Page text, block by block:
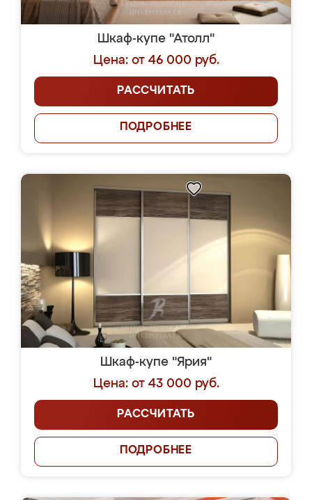
Шкаф-купе "Атолл"
Цена: от 46 000 руб.
РАССЧИТАТЬ
ПОДРОБНЕЕ
Шкаф-купе "Ярия"
Цена: от 43 000 руб.
РАССЧИТАТЬ
ПОДРОБНЕЕ